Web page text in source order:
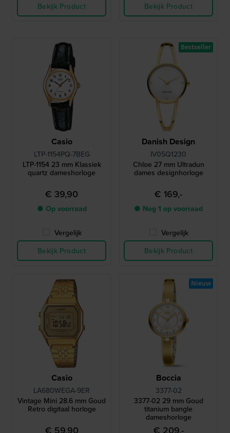
Bekijk Product
Bekijk Product
Casio
LTP-1154PQ-7BEG
LTP-1154 23 mm Klassiek
quartz dameshorloge
€ 39,90
● Op voorraad
Vergelijk
Bekijk Product
Danish Design
IV05Q1230
Chloe 27 mm Ultradun
dames designhorloge
€ 169,-
● Nog 1 op voorraad
Vergelijk
Bekijk Product
Bestseller
Casio
LA680WEGA-9ER
Vintage Mini 28.6 mm Goud
Retro digitaal horloge
€ 59,90
Boccia
3377-02
3377-02 29 mm Goud
titanium bangle
dameshorloge
€ 209,-
Nieuw